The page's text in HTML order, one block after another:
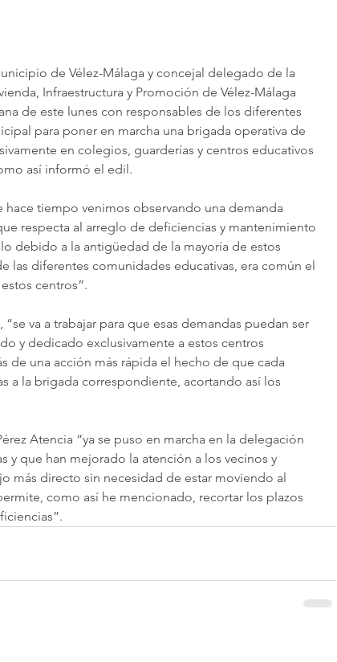
de Vélez-Málaga y concejal delegado de la
Infraestructura y Promoción de Vélez-Málaga
de este lunes con responsables de los diferentes
para poner en marcha una brigada operativa de
en colegios, guarderías y centros educativos
así informó el edil.
hace tiempo venimos observando una demanda
respecta al arreglo de deficiencias y mantenimiento
debido a la antigüedad de la mayoría de estos
las diferentes comunidades educativas, era común el
centros”.
va a trabajar para que esas demandas puedan ser
y dedicado exclusivamente a estos centros
de una acción más rápida el hecho de que cada
a la brigada correspondiente, acortando así los
Atencia “ya se puso en marcha en la delegación
y que han mejorado la atención a los vecinos y
más directo sin necesidad de estar moviendo al
como así he mencionado, recortar los plazos